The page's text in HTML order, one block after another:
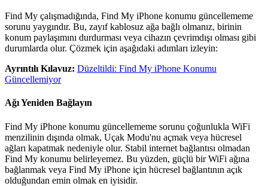
Find My çalışmadığında, Find My iPhone konumu güncellememe
sorunu yaygındır. Bu, zayıf kablosuz ağa bağlı olmanız, birinin
konum paylaşımını durdurması veya cihazın çevrimdışı olması gibi
durumlarda olur. Çözmek için aşağıdaki adımları izleyin:
Ayrıntılı Kılavuz: Düzeltildi: Find My iPhone Konumu
Güncellemiyor
Ağı Yeniden Bağlayın
Find My iPhone konumu güncellememe sorunu çoğunlukla WiFi
menzilinin dışında olmak, Uçak Modu'nu açmak veya hücresel
ağları kapatmak nedeniyle olur. Stabil internet bağlantısı olmadan
Find My konumu belirleyemez. Bu yüzden, güçlü bir WiFi ağına
bağlanmak veya Find My iPhone için hücresel bağlantının açık
olduğundan emin olmak en iyisidir.